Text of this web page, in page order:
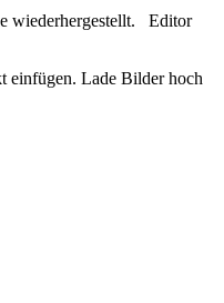
wiederhergestellt. Editor
einfügen. Lade Bilder hoch